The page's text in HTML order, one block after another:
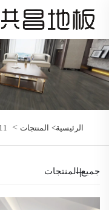
الرئيسية> المنتجات> 11 أرضية مُعززة
جميع المنتجات